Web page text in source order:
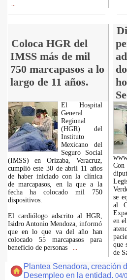
Coloca HGR del
IMSS más de mil
750 marcapasos a lo
largo de 11 años.
El Hospital
General
Regional
(HGR) del
Instituto
Mexicano del
Seguro Social
(IMSS) en Orizaba, Veracruz,
cumplió este 30 de abril 11 años
de haber iniciado con la clínica
de marcapasos, en la que a la
fecha ha colocado mil 750
dispositivos.
El cardiólogo adscrito al HGR,
Isidro Antonio Mendoza, informó
que en lo que va del año han
colocado 55 marcapasos para
beneficio de personas
se
al
en
que
de
Plantea Senadora, creación
Desempleo en la entidad. 04/